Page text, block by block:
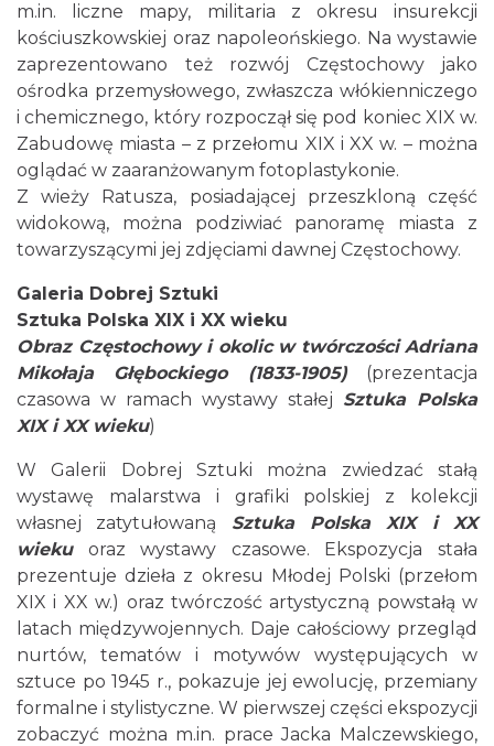
m.in. liczne mapy, militaria z okresu insurekcji
kościuszkowskiej oraz napoleońskiego. Na wystawie
zaprezentowano też rozwój Częstochowy jako
ośrodka przemysłowego, zwłaszcza włókienniczego
i chemicznego, który rozpoczął się pod koniec XIX w.
Zabudowę miasta – z przełomu XIX i XX w. – można
oglądać w zaaranżowanym fotoplastykonie.
Z wieży Ratusza, posiadającej przeszkloną część
widokową, można podziwiać panoramę miasta z
towarzyszącymi jej zdjęciami dawnej Częstochowy.
Galeria Dobrej Sztuki
Sztuka Polska XIX i XX wieku
Obraz Częstochowy i okolic w twórczości Adriana
Mikołaja Głębockiego (1833-1905)
(prezentacja
czasowa w ramach wystawy stałej Sztuka Polska
XIX i XX wieku)
W Galerii Dobrej Sztuki można zwiedzać stałą
wystawę malarstwa i grafiki polskiej z kolekcji
własnej zatytułowaną Sztuka Polska XIX i XX
wiekuoraz wystawy czasowe. Ekspozycja stała
prezentuje dzieła z okresu Młodej Polski (przełom
XIX i XX w.) oraz twórczość artystyczną powstałą w
latach międzywojennych. Daje całościowy przegląd
nurtów, tematów i motywów występujących w
sztuce po 1945 r., pokazuje jej ewolucję, przemiany
formalne i stylistyczne. W pierwszej części ekspozycji
zobaczyć można m.in. prace Jacka Malczewskiego,